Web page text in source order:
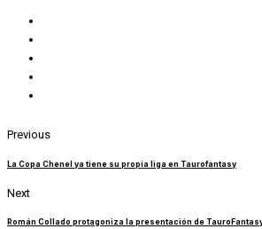
Previous
La Copa Chenel ya tiene su propia liga en Taurofantasy
Next
Román Collado protagoniza la presentación de